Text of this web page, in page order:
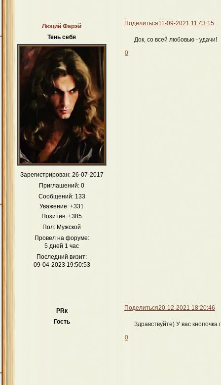
Поделиться11-09-2021 11:43:15
Люций Фарэй
Тень себя
Зарегистрирован: 26-07-2017
Приглашений: 0
Сообщений:133
Уважение: +331
Позитив: +385
Пол: Мужской
Провел на форуме:
5 дней 1 час
Последний визит:
09-04-2023 19:50:53
Док, со всей любовью - удачи!
0
Поделиться20-12-2021 18:20:46
PRк
Гость
Здравствуйте) У вас
0